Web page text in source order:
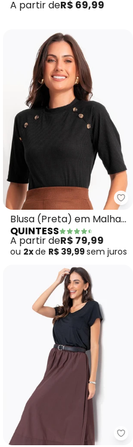
A partir deR$ 69,99
- Blusa (Preta) com
Blusa (Preta) em Malha
Canelada
QUINTESS
A partir deR$ 79,99
ou 2xde R$ 39,99sem juros
- Blusa (Preto) com